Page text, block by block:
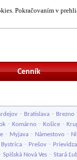
Pokračovaním v
Cenník
- Bratislava - Brezno
- Komárno - Košice -
- Myjava - Námestovo -
Bystrica - Prešov - Prievidza
Spišská Nová Ves - Stará